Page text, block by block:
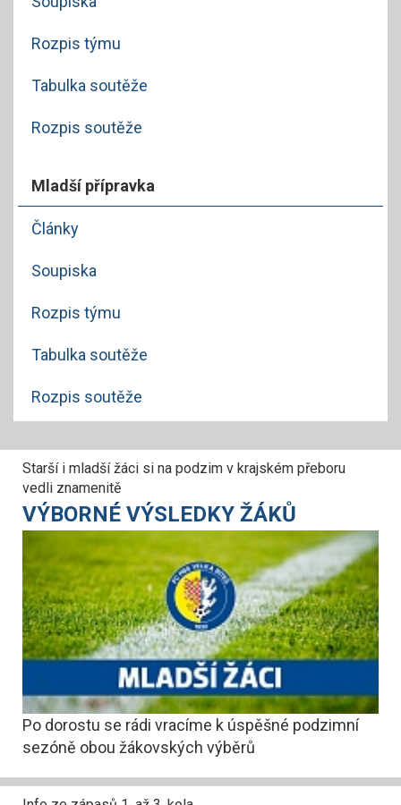
Rozpis týmu
Tabulka soutěže
Rozpis soutěže
Mladší přípravka
Články
Soupiska
Rozpis týmu
Tabulka soutěže
Rozpis soutěže
Starší i mladší žáci si na podzim v krajském přeboru
vedli znamenitě
VÝBORNÉ VÝSLEDKY ŽÁKŮ
Po dorostu se rádi vracíme k úspěšné podzimní
sezóně obou žákovských výběrů